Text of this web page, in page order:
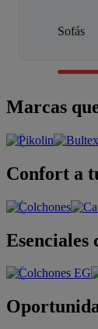
Sofás
Marcas
Confort a
Esenciales